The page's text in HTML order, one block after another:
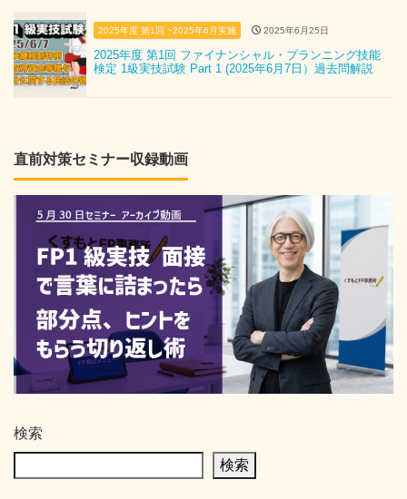
2025年度 第1回 ~2025年6月実施 2025年6月25日
2025年度 第1回 ファイナンシャル・プランニング技能
検定 1級実技試験 Part 1 (2025年6月7日）過去問解説
直前対策セミナー収録動画
検索
検索